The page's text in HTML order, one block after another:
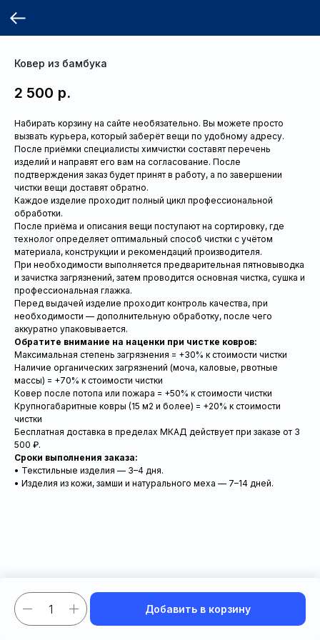
Ковер из бамбука
2 500 р.
Добавить в корзину
Набирать корзину на сайте необязательно. Вы можете просто
вызвать курьера, который заберёт вещи по удобному адресу.
После приёмки специалисты химчистки составят перечень
изделий и направят его вам на согласование. После
подтверждения заказ будет принят в работу, а по завершении
чистки вещи доставят обратно.
Каждое изделие проходит полный цикл профессиональной
обработки.
После приёма и описания вещи поступают на сортировку, где
технолог определяет оптимальный способ чистки с учётом
материала, конструкции и рекомендаций производителя.
При необходимости выполняется предварительная пятновыводка
и зачистка загрязнений, затем проводится основная чистка, сушка и
профессиональная глажка.
Перед выдачей изделие проходит контроль качества, при
необходимости — дополнительную обработку, после чего
аккуратно упаковывается.
Обратите внимание на наценки при чистке ковров:
Максимальная степень загрязнения = +30% к стоимости чистки
Наличие органических загрязнений (моча, каловые, рвотные
массы) = +70% к стоимости чистки
Ковер после потопа или пожара = +50% к стоимости чистки
Крупногабаритные ковры (15 м2 и более) = +20% к стоимости
чистки
Бесплатная доставка в пределах МКАД действует при заказе от 3
500 ₽.
Сроки выполнения заказа:
• Текстильные изделия — 3–4 дня.
• Изделия из кожи, замши и натурального меха — 7–14 дней.